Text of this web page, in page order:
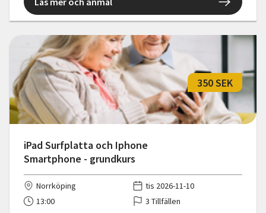
iPad Surfplatta och Iphone
Smartphone - grundkurs
350 SEK
Norrköping
tis 2026-11-10
13:00
3 Tillfällen